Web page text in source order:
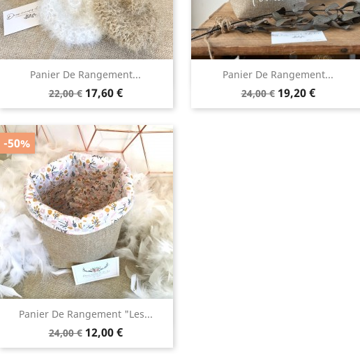
Panier De Rangement...
Prix
de
22,00 € Prix
17,60 €
Aperçu rapide Panier De Rangement...
Prix
de
24,00 € Prix
19,20 €
Aperçu rapide
Panier De Rangement "Les...
Prix
de
24,00 € Prix
12,00 €
-50%
Aperçu rapide